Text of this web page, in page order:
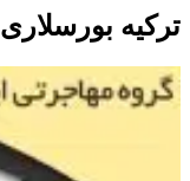
ترکیه بورسلاری